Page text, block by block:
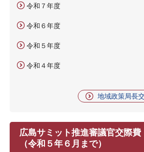
令和７年度
令和６年度
令和５年度
令和４年度
地域政策局長
広島サミット推進審議官交際費
（令和５年６月まで）